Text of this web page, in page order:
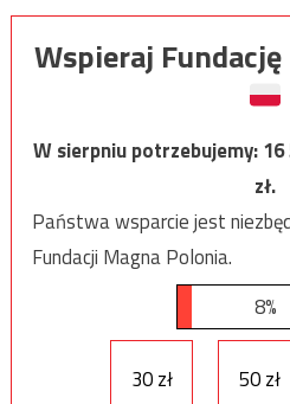
Wspieraj
W sierpniu potrzebujemy:
zł.
Państwa wsparcie jest
Fundacji Magna Polonia.
8%
30 zł 50 zł